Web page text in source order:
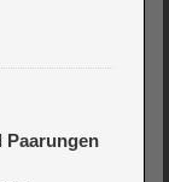
Paarungen